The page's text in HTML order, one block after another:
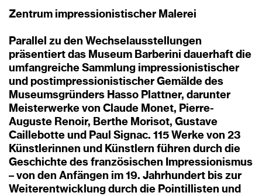
Zentrum impressionistischer Malerei
Parallel zu den Wechselausstellungen
präsentiert das Museum Barberini dauerhaft die
umfangreiche Sammlung impressionistischer
und postimpressionistischer Gemälde des
Museumsgründers Hasso Plattner, darunter
Meisterwerke von Claude Monet, Pierre-
Auguste Renoir, Berthe Morisot, Gustave
Caillebotte und Paul Signac. 115 Werke von 23
Künstlerinnen und Künstlern führen durch die
Geschichte des französischen Impressionismus
– von den Anfängen im 19. Jahrhundert bis zur
Weiterentwicklung durch die Pointillisten und